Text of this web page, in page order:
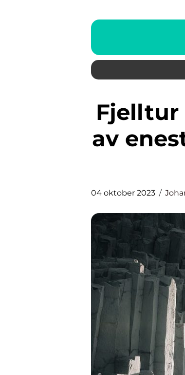
Fjelltur i Lofoten: Opplevelsen
av
04 oktober 2023